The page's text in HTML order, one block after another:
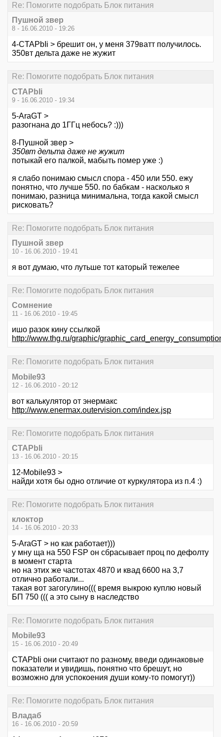
Re: Помогите подобрать Блок питания
Пушной звер
8 - 16.06.2010 - 19:26
4-CTAPbIi > брешит он, у меня 379ватт получилось.
350вт дельта даже не жужит
Re: Помогите подобрать Блок питания
CTAPbIi
9 - 16.06.2010 - 19:34
5-AraGT >
разогнана до 1ГГц небось? :)))
8-Пушной звер >
350вт дельта даже не жужит
потыкай его палкой, мабыть помер уже :)
я слабо понимаю смысл спора - 450 или 550. ежу
понятно, что лучше 550. по бабкам - насколько я
понимаю, разница минимальна, тогда какой смысл
рисковать?
Re: Помогите подобрать Блок питания
Пушной звер
10 - 16.06.2010 - 19:41
я вот думаю, что лутьше тот каторый тежелее
Re: Помогите подобрать Блок питания
Сомнение
11 - 16.06.2010 - 19:45
ишо разок кину ссылкой
http://www.thg.ru/graphic/
Re: Помогите подобрать Блок питания
Mobile93
12 - 16.06.2010 - 20:12
вот калькулятор от энермакс
http://www.enermax.outervision.com/index.jsp
Re: Помогите подобрать Блок питания
CTAPbIi
13 - 16.06.2010 - 20:15
12-Mobile93 >
найди хотя бы одно отличие от куркулятора из п.4 :)
Re: Помогите подобрать Блок питания
клоктор
14 - 16.06.2010 - 20:33
5-AraGT > но как работает)))
у мну ща на 550 FSP он сбрасывает проц по дефолту
в момент старта
но на этих же частотах 4870 и квад 6600 на 3,7
отлично работали...
такая вот загогулино((( время выкрою куплю новый
БП 750 ((( а это сыну в наследство
Re: Помогите подобрать Блок питания
Mobile93
15 - 16.06.2010 - 20:49
CTAPbIi они считают по разному, введи одинаковые
показатели и увидишь, понятно что брешут, но
возможно для успокоения души кому-то помогут))
Re: Помогите подобрать Блок питания
Владаб
16 - 16.06.2010 - 20:59